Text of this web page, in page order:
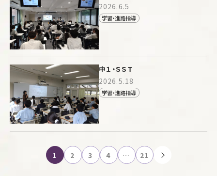
2026.6.5
学習・進路指導
中１・ＳＳＴ
2026.5.18
学習・進路指導
1 2 3 4 … 21